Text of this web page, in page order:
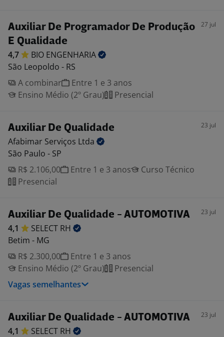
Auxiliar De Programador De Produção
E Qualidade
27 jul
4,7 BIO ENGENHARIA
São Leopoldo - RS
A combinar
Entre 1 e 3 anos
Ensino Médio (2º Grau)
Presencial
Auxiliar De Qualidade 23 jul
Afabimar Serviços Ltda
São Paulo - SP
R$ 2.106,00
Entre 1 e 3 anos
Curso Técnico
Presencial
Auxiliar De Qualidade - AUTOMOTIVA 23 jul
4,1 SELECT RH
Betim - MG
R$ 2.300,00
Entre 1 e 3 anos
Ensino Médio (2º Grau)
Presencial
Vagas semelhantes
Auxiliar De Qualidade - AUTOMOTIVA 23 jul
4,1 SELECT RH